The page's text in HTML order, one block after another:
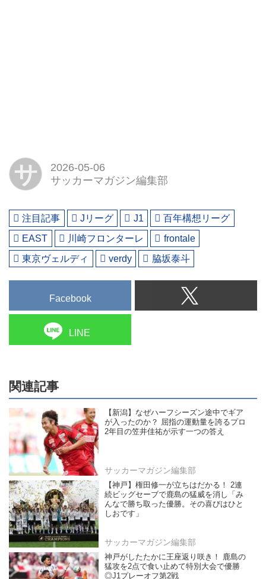
サ
2026-05-06
サッカーマガジン編集部
注目記事 Jリーグ J1
百年構想リーグ
EAST
川崎フロンターレ
frontale
東京ヴェルディ
verdy 脇坂泰斗
Facebook
LINE
関連記事
【新潟】なぜハーフシーズン途中でギア
が入ったのか？ 屈指の運動量を誇るプロ
2年目の笠井佳祐が示す一つの答え
サッカーマガジン編集部
【神戸】権田修一が立ちはだかる！ 2連
続ビッグセーブで鹿島の猛威を消し「み
んなで勝ち取った優勝。その喜びはひと
しおです」
サッカーマガジン編集部
神戸がしたたかに王座返り咲き！ 鹿島の
猛攻を2点で食い止めて特別大会で優勝
◎J1プレーオフ第2戦